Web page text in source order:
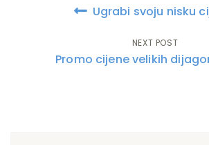
Ugrabi svoju nisku
NEXT POST
Promo cijene velikih